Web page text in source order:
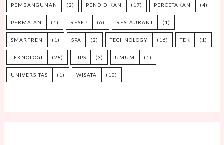
PEMBANGUNAN (2) PENDIDIKAN (17) PERCETAKAN (4)
PERMAIAN (1) RESEP (6) RESTAURANT (1)
SMARFREN (1) SPA (2) TECHNOLOGY (16) TEK (1)
TEKNOLOGI (28) TIPS (3) UMUM (1)
UNIVERSITAS (1) WISATA (10)